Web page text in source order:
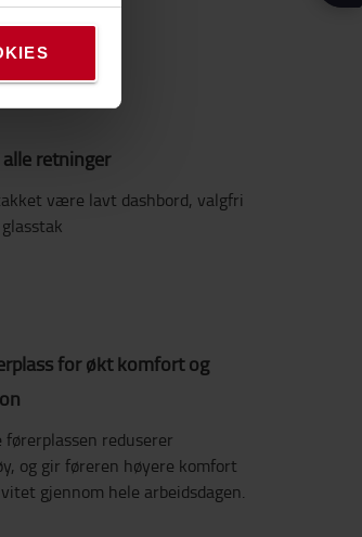
retninger
være lavt dashbord, valgfri
for økt komfort og
reduserer
og gir føreren høyere komfort
gjennom hele arbeidsdagen.